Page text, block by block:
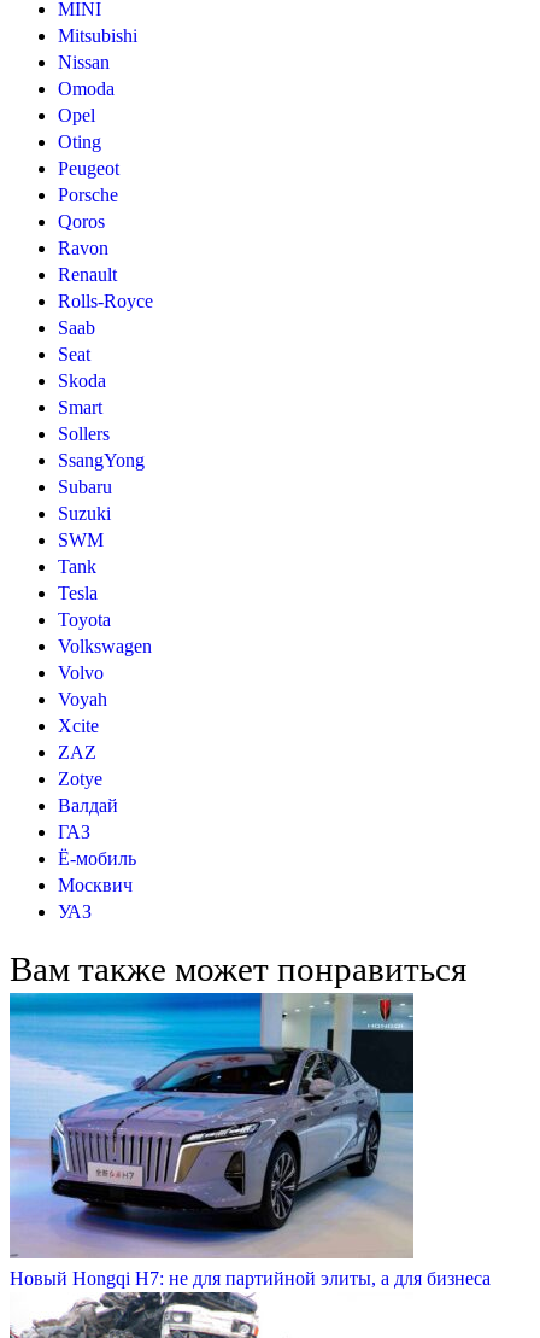
MINI
Mitsubishi
Nissan
Omoda
Opel
Oting
Peugeot
Porsche
Qoros
Ravon
Renault
Rolls-Royce
Saab
Seat
Skoda
Smart
Sollers
SsangYong
Subaru
Suzuki
SWM
Tank
Tesla
Toyota
Volkswagen
Volvo
Voyah
Xcite
ZAZ
Zotye
Валдай
ГАЗ
Ё-мобиль
Москвич
УАЗ
Вам также может понравиться
Новый Hongqi H7: не для партийной элиты, а для бизнеса